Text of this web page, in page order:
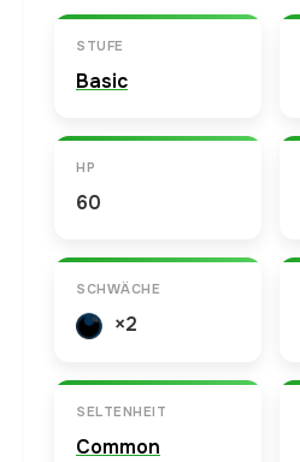
STUFE
Basic
HP
60
SCHWÄCHE
×2
SELTENHEIT
Common